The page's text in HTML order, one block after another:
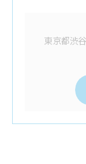
東京都渋